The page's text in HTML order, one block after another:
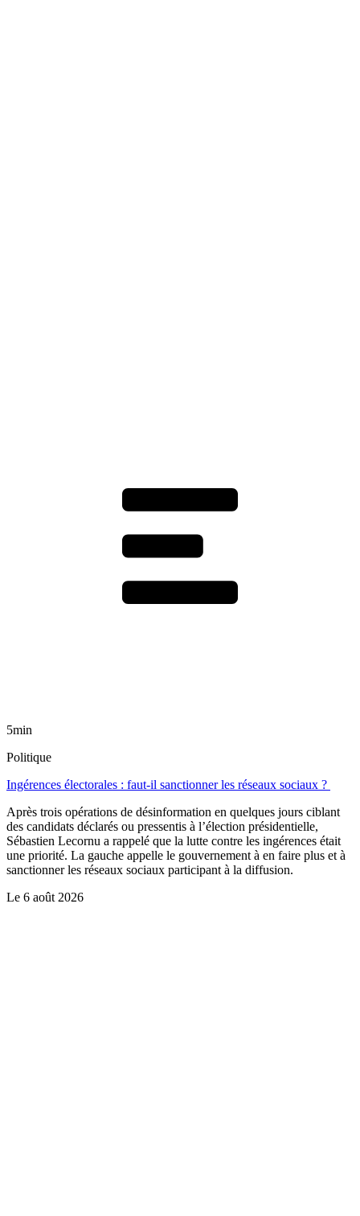
5min
Politique
Ingérences électorales : faut-il sanctionner les réseaux sociaux ?
Après trois opérations de désinformation en quelques jours ciblant
des candidats déclarés ou pressentis à l’élection présidentielle,
Sébastien Lecornu a rappelé que la lutte contre les ingérences était
une priorité. La gauche appelle le gouvernement à en faire plus et à
sanctionner les réseaux sociaux participant à la diffusion.
Le 6 août 2026